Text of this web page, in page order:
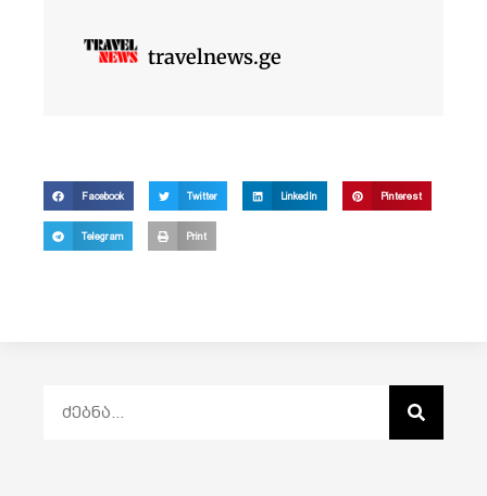
travelnews.ge
Facebook Twitter LinkedIn Pinterest
Telegram Print